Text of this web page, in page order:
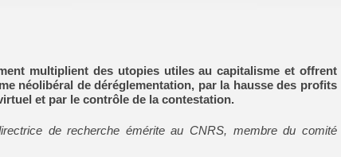
multiplient des utopies utiles au capitalisme et offrent
néolibéral de déréglementation, par la hausse des profits
et par le contrôle de la contestation.
de recherche émérite au CNRS, membre du comité